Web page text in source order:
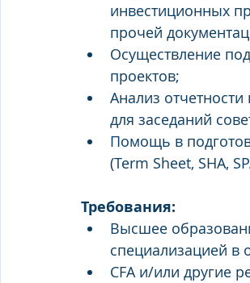
инвестиционных
прочей
Осуществление
проектов;
Анализ
для заседаний
Помощь в
(Term Sheet, SHA,
Требования:
Высшее
специализацией в
CFA и/или другие